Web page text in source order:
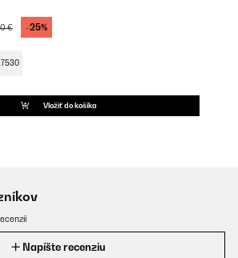
€ -25%
Vložiť do košíka
Napíšte recenziu